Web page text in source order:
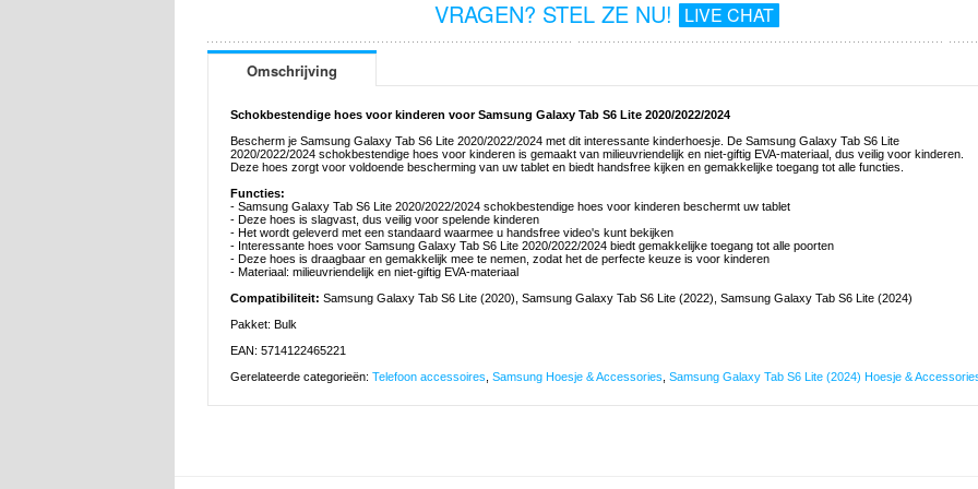
VRAGEN? STEL ZE NU! LIVE CHAT
Omschrijving
Schokbestendige hoes voor kinderen voor Samsung Galaxy Tab S6 Lite 2020/2022/2024
Bescherm je Samsung Galaxy Tab S6 Lite 2020/2022/2024 met dit interessante kinderhoesje. De Samsung Galaxy Tab S6 Lite
2020/2022/2024 schokbestendige hoes voor kinderen is gemaakt van milieuvriendelijk en niet-giftig EVA-materiaal, dus veilig voor kinderen.
Deze hoes zorgt voor voldoende bescherming van uw tablet en biedt handsfree kijken en gemakkelijke toegang tot alle functies.
Functies:
- Samsung Galaxy Tab S6 Lite 2020/2022/2024 schokbestendige hoes voor kinderen beschermt uw tablet
- Deze hoes is slagvast, dus veilig voor spelende kinderen
- Het wordt geleverd met een standaard waarmee u handsfree video's kunt bekijken
- Interessante hoes voor Samsung Galaxy Tab S6 Lite 2020/2022/2024 biedt gemakkelijke toegang tot alle poorten
- Deze hoes is draagbaar en gemakkelijk mee te nemen, zodat het de perfecte keuze is voor kinderen
- Materiaal: milieuvriendelijk en niet-giftig EVA-materiaal
Compatibiliteit: Samsung Galaxy Tab S6 Lite (2020), Samsung Galaxy Tab S6 Lite (2022), Samsung Galaxy Tab S6 Lite (2024)
Pakket: Bulk
EAN: 5714122465221
Gerelateerde categorieën: Telefoon accessoires Samsung Hoesje & Accessories Samsung Galaxy Tab S6 Lite (2024) Hoesje &